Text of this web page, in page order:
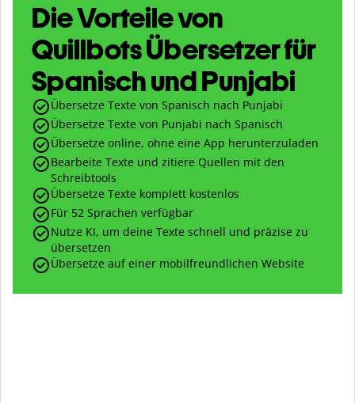
Die Vorteile von
Quillbots Übersetzer für
Spanisch und Punjabi
Übersetze Texte von Spanisch nach Punjabi
Übersetze Texte von Punjabi nach Spanisch
Übersetze online, ohne eine App herunterzuladen
Bearbeite Texte und zitiere Quellen mit den
Schreibtools
Übersetze Texte komplett kostenlos
Für 52 Sprachen verfügbar
Nutze KI, um deine Texte schnell und präzise zu
übersetzen
Übersetze auf einer mobilfreundlichen Website